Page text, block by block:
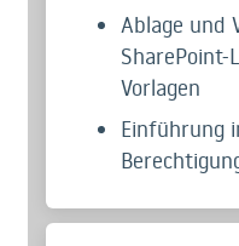
Ablage und
SharePoint-
Vorlagen
Einführung